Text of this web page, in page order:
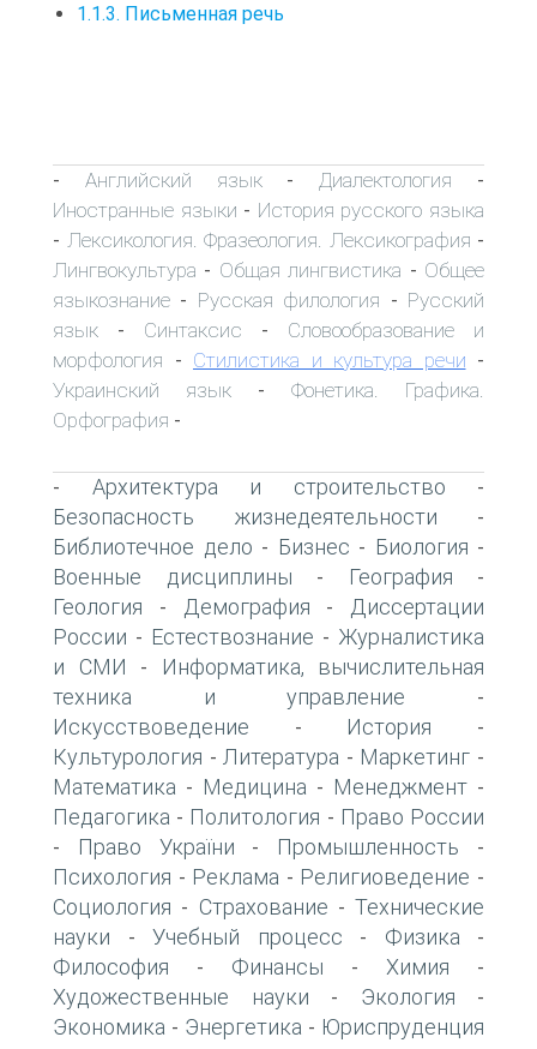
1.1.3. Письменная речь
- Английский язык- Диалектология -
Иностранные языки - История русского языка
- Лексикология. Фразеология. Лексикография -
Лингвокультура - Общая лингвистика - Общее
языкознание - Русская филология - Русский
язык - Синтаксис - Словообразование и
морфология - Стилистика и культура речи -
Украинский язык - Фонетика. Графика.
Орфография -
- Архитектура и строительство -
Безопасность жизнедеятельности -
Библиотечное дело - Бизнес - Биология -
Военные дисциплины - География -
Геология - Демография -
Диссертации
России - Естествознание - Журналистика
и СМИ -
Информатика, вычислительная
техника и управление -
Искусствоведение - История -
Культурология - Литература - Маркетинг -
Математика - Медицина - Менеджмент -
Педагогика - Политология - Право России
- Право України - Промышленность -
Психология - Реклама - Религиоведение -
Социология - Страхование - Технические
науки - Учебный процесс - Физика -
Философия - Финансы - Химия -
Художественные науки - Экология -
Экономика - Энергетика - Юриспруденция